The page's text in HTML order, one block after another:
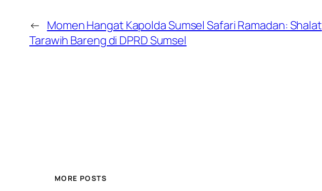
← Momen Hangat Kapolda Sumsel Safari Ramadan: Shalat
Tarawih Bareng di DPRD Sumsel
MORE POSTS